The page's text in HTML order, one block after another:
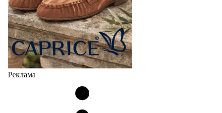
Реклама